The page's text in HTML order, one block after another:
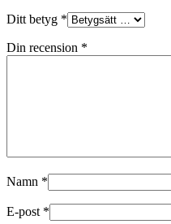
Ditt betyg *
Din recension *
Namn *
E-post *